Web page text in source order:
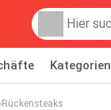
Kategorien